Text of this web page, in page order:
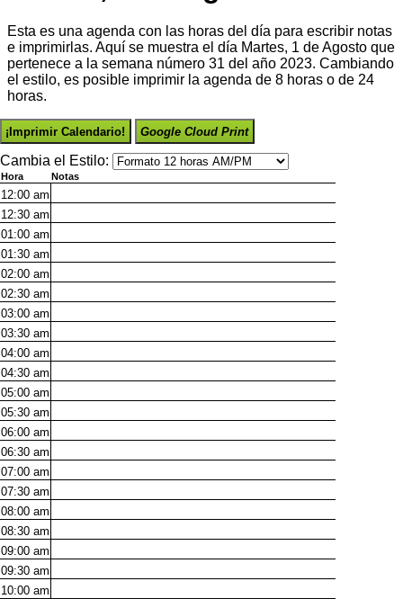
Esta es una agenda con las horas del día para escribir notas
e imprimirlas. Aquí se muestra el día Martes, 1 de Agosto que
pertenece a la semana número 31 del año 2023. Cambiando
el estilo, es posible imprimir la agenda de 8 horas o de 24
horas.
¡Imprimir Calendario! Google Cloud Print
Cambia el Estilo:
Hora Notas
12:00 am
12:30 am
01:00 am
01:30 am
02:00 am
02:30 am
03:00 am
03:30 am
04:00 am
04:30 am
05:00 am
05:30 am
06:00 am
06:30 am
07:00 am
07:30 am
08:00 am
08:30 am
09:00 am
09:30 am
10:00 am